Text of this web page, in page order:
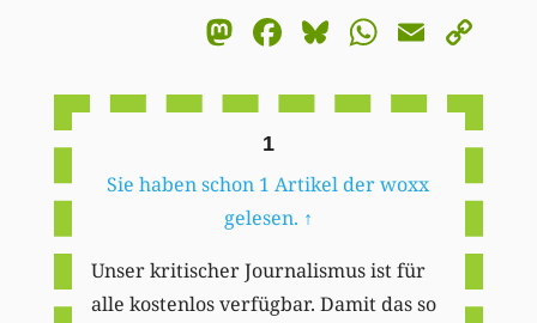
Mastodon
Facebook
BlueskyEmail
1
Sie haben schon 1 Artikel der woxx
gelesen. ↑
Unser kritischer Journalismus ist für
alle kostenlos verfügbar. Damit das so